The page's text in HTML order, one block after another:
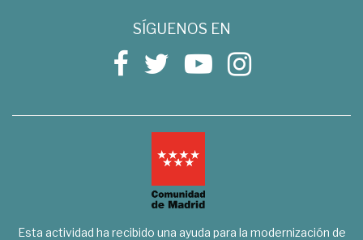
SÍGUENOS EN
Esta actividad ha recibido una ayuda para la modernización de